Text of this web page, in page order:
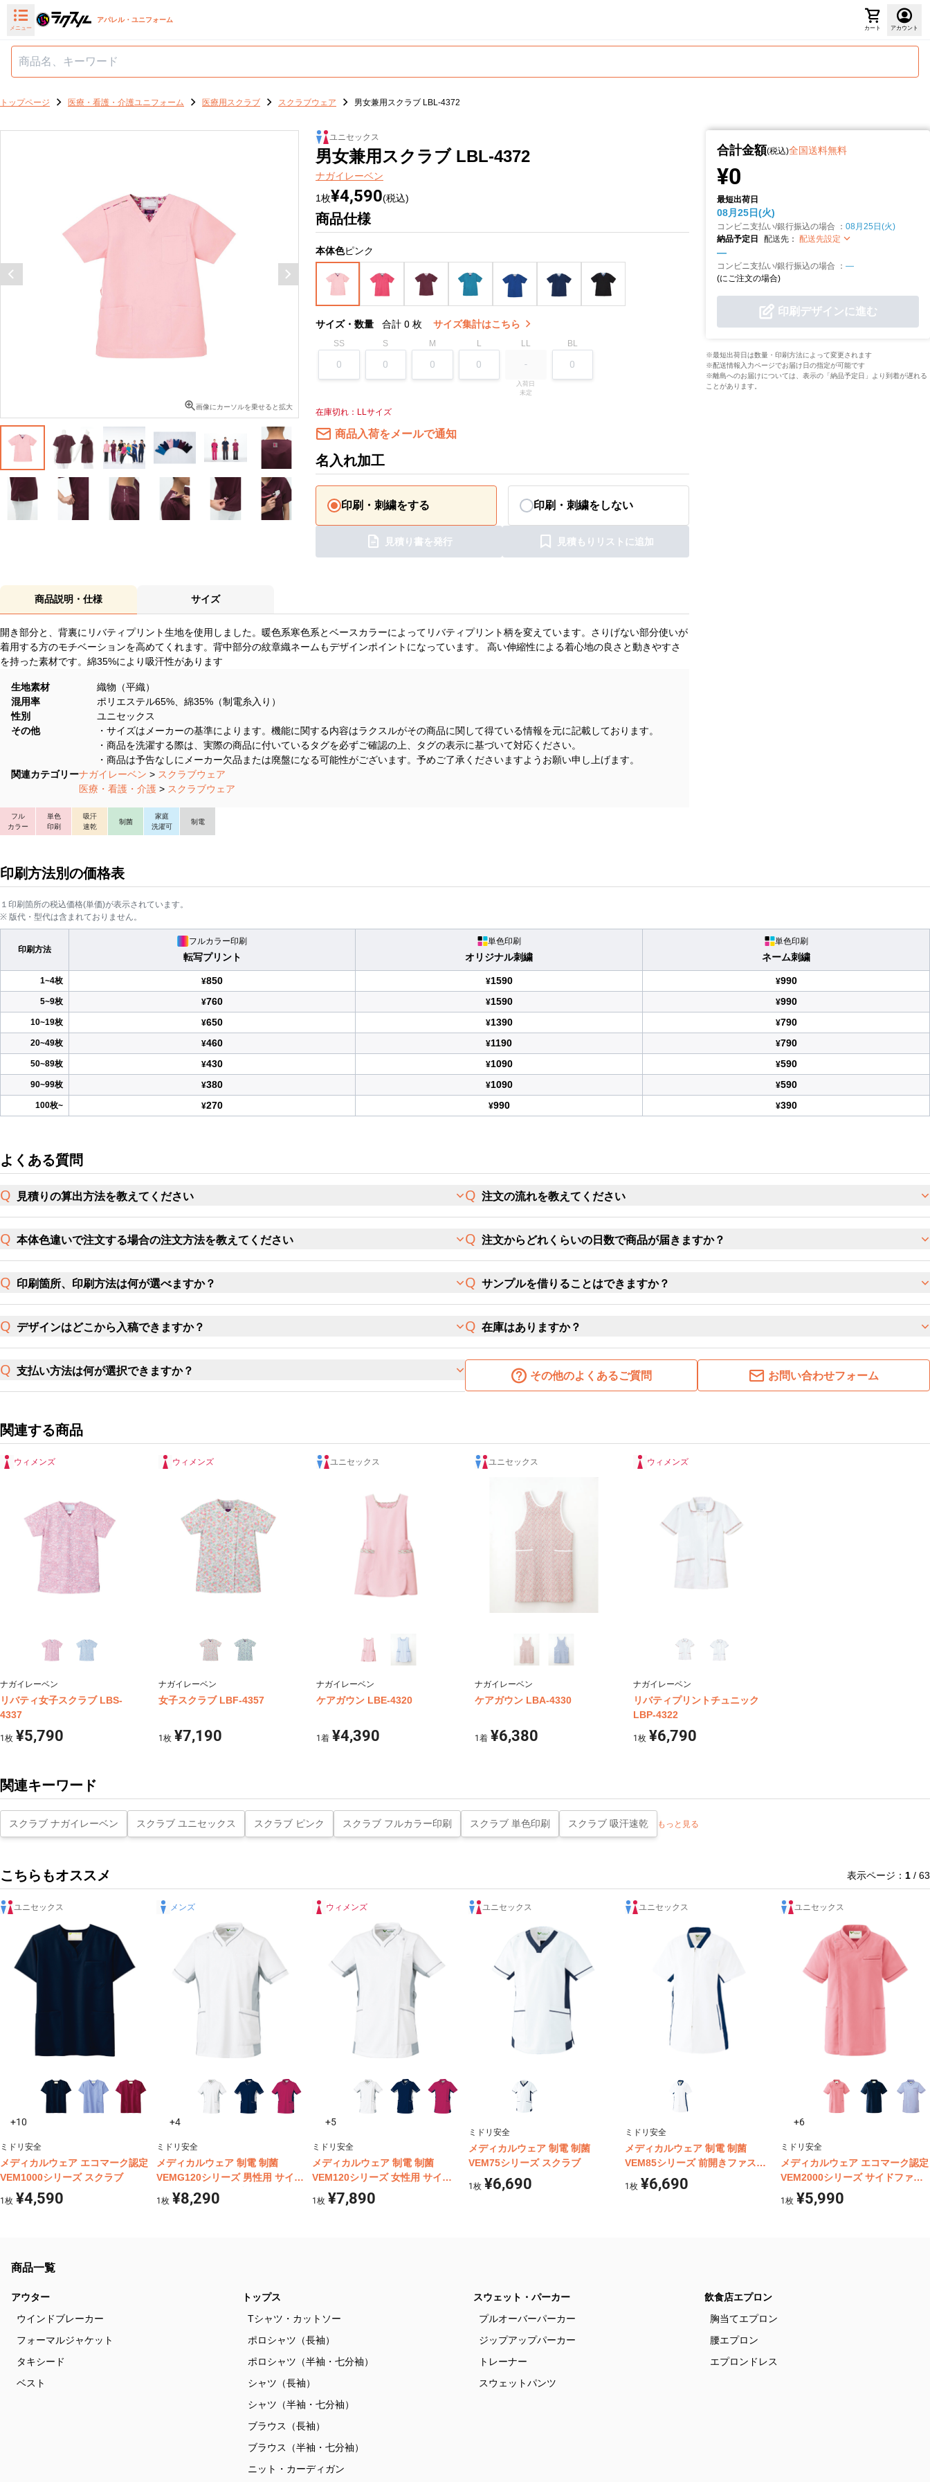
メニュー
アパレル・ユニフォーム
カート アカウント
トップページ 医療・看護・介護ユニフォーム 医療用スクラブ スクラブウェア 男女兼用スクラブ LBL-4372
画像にカーソルを乗せると拡大
ユニセックス
男女兼用スクラブ LBL-4372
ナガイレーベン
1枚¥4,590(税込)
商品仕様
本体色ピンク
サイズ・数量 合計 0 枚 サイズ集計はこちら
SS S M L LL
入荷日
未定
BL
在庫切れ：LLサイズ
商品入荷をメールで通知
名入れ加工
印刷・刺繍をする 印刷・刺繍をしない
見積り書を発行 見積もりリストに追加
合計金額(税込)全国送料無料
¥0
最短出荷日
08月25日(火)
コンビニ支払い/銀行振込の場合 ： 08月25日(火)
納品予定日
配送先： 配送先設定
—
コンビニ支払い/銀行振込の場合 ： —
(にご注文の場合)
印刷デザインに進む
※最短出荷日は数量・印刷方法によって変更されます
※配送情報入力ページでお届け日の指定が可能です
※離島へのお届けについては、表示の「納品予定日」より到着が遅れる
ことがあります。
商品説明・仕様 サイズ
開き部分と、背裏にリバティプリント生地を使用しました。暖色系寒色系とベースカラーによってリバティプリント柄を変えています。さりげない部分使いが
着用する方のモチベーションを高めてくれます。背中部分の紋章織ネームもデザインポイントになっています。 高い伸縮性による着心地の良さと動きやすさ
を持った素材です。綿35%により吸汗性があります
フル
カラー
単色
印刷
吸汗
速乾
制菌
家庭
洗濯可
制電
生地素材
織物（平織）
混用率
ポリエステル65%、綿35%（制電糸入り）
性別
ユニセックス
その他
・サイズはメーカーの基準によります。機能に関する内容はラクスルがその商品に関して得ている情報を元に記載しております。
・商品を洗濯する際は、実際の商品に付いているタグを必ずご確認の上、タグの表示に基づいて対応ください。
・商品は予告なしにメーカー欠品または廃盤になる可能性がございます。予めご了承くださいますようお願い申し上げます。
関連カテゴリーナガイレーベン > スクラブウェア
医療・看護・介護 > スクラブウェア
印刷方法別の価格表
１印刷箇所の税込価格(単価)が表示されています。
※ 版代・型代は含まれておりません。
印刷方法
フルカラー印刷
転写プリント
単色印刷
オリジナル刺繍
単色印刷
ネーム刺繍
1~4枚 ¥850 ¥1590 ¥990
5~9枚 ¥760 ¥1590 ¥990
10~19枚 ¥650 ¥1390 ¥790
20~49枚 ¥460 ¥1190 ¥790
50~89枚 ¥430 ¥1090 ¥590
90~99枚 ¥380 ¥1090 ¥590
100枚~ ¥270 ¥990 ¥390
よくある質問
見積りの算出方法を教えてください
本体色違いで注文する場合の注文方法を教えてください
印刷箇所、印刷方法は何が選べますか？
デザインはどこから入稿できますか？
支払い方法は何が選択できますか？
注文の流れを教えてください
注文からどれくらいの日数で商品が届きますか？
サンプルを借りることはできますか？
在庫はありますか？
その他のよくあるご質問 お問い合わせフォーム
関連する商品
ウィメンズ
ナガイレーベン
リバティ女子スクラブ LBS-
4337
1 枚 ¥5,790
ウィメンズ
ナガイレーベン
女子スクラブ LBF-4357
1 枚 ¥7,190
ユニセックス
ナガイレーベン
ケアガウン LBE-4320
1着 ¥4,390
ユニセックス
ナガイレーベン
ケアガウン LBA-4330
1 着 ¥6,380
ウィメンズ
ナガイレーベン
リバティプリントチュニック
LBP-4322
1 枚 ¥6,790
関連キーワード
スクラブ ナガイレーベン スクラブ ユニセックス スクラブ ピンク スクラブ フルカラー印刷 スクラブ 単色印刷 スクラブ 吸汗速乾 もっと見る
こちらもオススメ 表示ページ： 1 / 63
ユニセックス
+10
ミドリ安全
メディカルウェア エコマーク認定
VEM1000シリーズ スクラブ
1 枚 ¥4,590
メンズ
+4
ミドリ安全
メディカルウェア 制電 制菌
VEMG120シリーズ 男性用 サイド
ファスナースクラブ
1 枚 ¥8,290
ウィメンズ
+5
ミドリ安全
メディカルウェア 制電 制菌
VEM120シリーズ 女性用 サイド
ファスナースクラブ
1枚 ¥7,890
ユニセックス
ミドリ安全
メディカルウェア 制電 制菌
VEM75シリーズ スクラブ
1 枚 ¥6,690
ユニセックス
ミドリ安全
メディカルウェア 制電 制菌
VEM85シリーズ 前開きファスナ
ースクラブ
1 枚 ¥6,690
ユニセックス
+6
ミドリ安全
メディカルウェア エコマーク認定
VEM2000シリーズ サイドファス
ナースクラブ
1枚 ¥5,990
商品一覧
アウター
ウインドブレーカー
フォーマルジャケット
タキシード
ベスト
トップス
Tシャツ・カットソー
ポロシャツ（長袖）
ポロシャツ（半袖・七分袖）
シャツ（長袖）
シャツ（半袖・七分袖）
ブラウス（長袖）
ブラウス（半袖・七分袖）
ニット・カーディガン
スウェット・パーカー
プルオーバーパーカー
ジップアップパーカー
トレーナー
スウェットパンツ
飲食店エプロン
胸当てエプロン
腰エプロン
エプロンドレス